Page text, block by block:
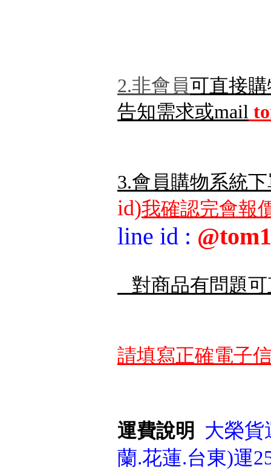
2.非會員可直接
告知需求或mail
3.會員購物系統
id)我確認完會報
line id :
對商品有問題
請填寫正確電子
運費說明
大榮貨
蘭.花蓮.台東)運